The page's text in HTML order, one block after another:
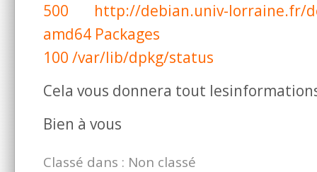
500 http://debian.univ-
amd64 Packages
100 /var/lib/dpkg/status
Cela vous donnera tout
Bien à vous
Classé dans : Non classé